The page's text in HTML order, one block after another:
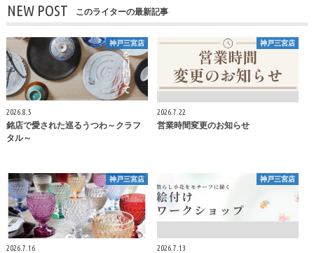
NEW POST このライターの最新記事
神戸三宮店
2026.8.5
銘店で愛された巡るうつわ～クラフ
タル～
神戸三宮店
2026.7.22
営業時間変更のお知らせ
神戸三宮店
2026.7.16
神戸三宮店
2026.7.13